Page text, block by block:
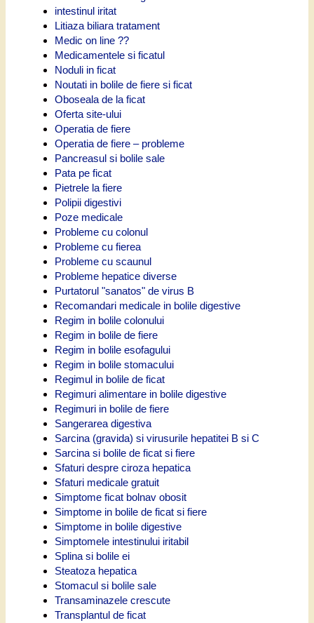
intestinul iritat
Litiaza biliara tratament
Medic on line ??
Medicamentele si ficatul
Noduli in ficat
Noutati in bolile de fiere si ficat
Oboseala de la ficat
Oferta site-ului
Operatia de fiere
Operatia de fiere – probleme
Pancreasul si bolile sale
Pata pe ficat
Pietrele la fiere
Polipii digestivi
Poze medicale
Probleme cu colonul
Probleme cu fierea
Probleme cu scaunul
Probleme hepatice diverse
Purtatorul "sanatos" de virus B
Recomandari medicale in bolile digestive
Regim in bolile colonului
Regim in bolile de fiere
Regim in bolile esofagului
Regim in bolile stomacului
Regimul in bolile de ficat
Regimuri alimentare in bolile digestive
Regimuri in bolile de fiere
Sangerarea digestiva
Sarcina (gravida) si virusurile hepatitei B si C
Sarcina si bolile de ficat si fiere
Sfaturi despre ciroza hepatica
Sfaturi medicale gratuit
Simptome ficat bolnav obosit
Simptome in bolile de ficat si fiere
Simptome in bolile digestive
Simptomele intestinului iritabil
Splina si bolile ei
Steatoza hepatica
Stomacul si bolile sale
Transaminazele crescute
Transplantul de ficat